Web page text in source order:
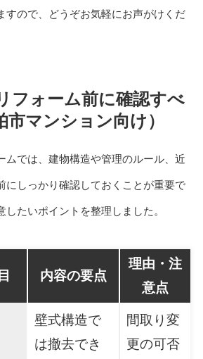
すので、どうぞお気軽にお声がけくだ
フォーム前に確認すべ
市マンション向け）
ムでは、建物構造や管理のルール、近
にしっかり確認しておくことが重要で
たいポイントを整理しました。
内容の要点
理由・注
意点
壁式構造で
は撤去でき
間取り変
更の可否